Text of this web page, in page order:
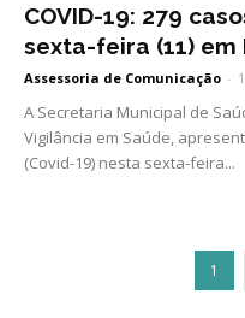
COVID-19: 279
sexta-feira (11) em
Assessoria de Comunicação -
A Secretaria Municipal de
Vigilância em Saúde,
(Covid-19) nesta sexta-feira...
1